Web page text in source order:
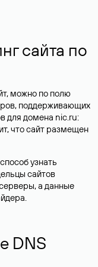
сайта по
можно по полю
поддерживающих
для домена nic.ru:
что сайт размещен
узнать
сайтов
а данные
DNS